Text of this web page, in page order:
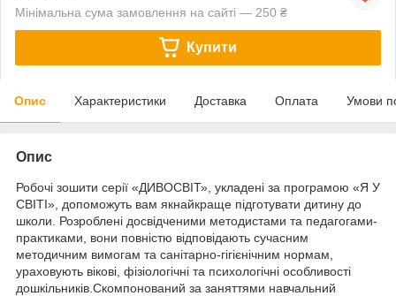
Мінімальна сума замовлення на сайті — 250 ₴
Купити
Опис Характеристики Доставка Оплата Умови
Опис
Робочі зошити серії «ДИВОСВІТ», укладені за програмою «Я У
СВІТІ», допоможуть вам якнайкраще підготувати дитину до
школи. Розроблені досвідченими методистами та педагогами-
практиками, вони повністю відповідають сучасним
методичним вимогам та санітарно-гігієнічним нормам,
ураховують вікові, фізіологічні та психологічні особливості
дошкільників.Скомпонований за заняттями навчальний